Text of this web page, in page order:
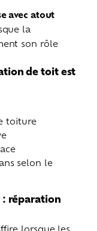
avec atout
la
son rôle
de toit est
toiture
selon le
réparation
lorsque les